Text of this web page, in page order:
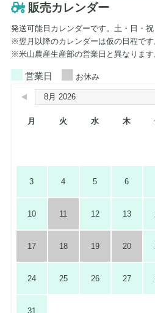
販売カレンダー
発送可能日カレンダーです。土・日・祝
※翌月以降のカレンダーは仮の日程です
※米山農産生産部の営業日と異なります
営業日 お休み
月 火 水 木
3 4 5 6
10 11 12 13
17 18 19 20
24 25 26 27
31